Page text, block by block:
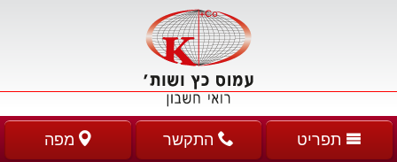
תפריט התקשר מפה